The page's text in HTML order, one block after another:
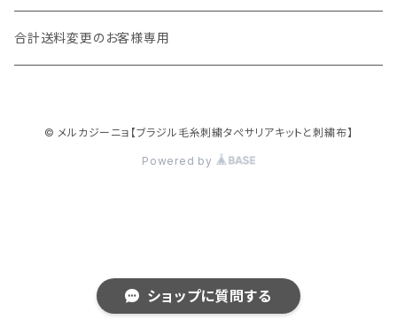
ショップに質問する
合計送料変更のお客様専用
© メルカジーニョ【ブラジル毛糸刺繍タぺサリアキットと刺繍布】
Powered by